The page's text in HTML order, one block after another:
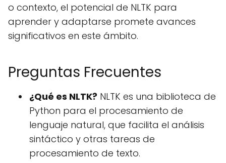
o contexto, el potencial de NLTK para
aprender y adaptarse promete avances
significativos en este ámbito.
Preguntas Frecuentes
¿Qué es NLTK? NLTK es una biblioteca de
Python para el procesamiento de
lenguaje natural, que facilita el análisis
sintáctico y otras tareas de
procesamiento de texto.